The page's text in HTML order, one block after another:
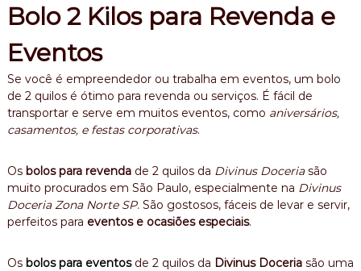
Bolo 2 Kilos para Revenda e
Eventos
Se você é empreendedor ou trabalha em eventos, um bolo
de 2 quilos é ótimo para revenda ou serviços. É fácil de
transportar e serve em muitos eventos, como aniversários,
casamentos, e festas corporativas.
Os bolos para revendade 2 quilos da Divinus Doceriasão
muito procurados em São Paulo, especialmente na Divinus
Doceria Zona Norte SP. São gostosos, fáceis de levar e servir,
perfeitos para eventos e ocasiões especiais.
Os bolos para eventosde 2 quilos da Divinus Doceriasão uma